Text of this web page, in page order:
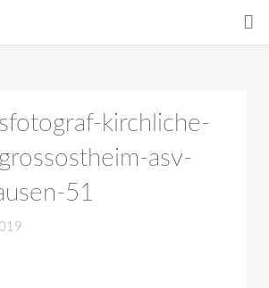
kirchliche-
asv-
51